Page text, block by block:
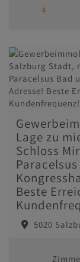
4
Lage zu
Schloss
Beste
5020